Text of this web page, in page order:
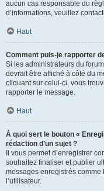
aucun cas responsable du
d’informations, veuillez
Haut
Comment puis-je rapporter
Si les administrateurs du
devrait être affiché à côté du
cliquant sur celui-ci, vous
rapporter le message.
Haut
À quoi sert le bouton «
rédaction d’un sujet ?
Il vous permet d’enregistrer
souhaitez finaliser et publier
messages enregistrés
l’utilisateur.